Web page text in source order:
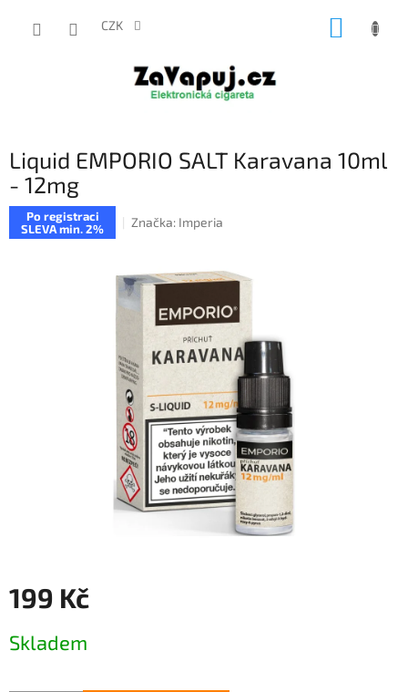
CZK
Liquid EMPORIO SALT Karavana 10ml
- 12mg
Po registraci
SLEVA min. 2%
Značka: Imperia
199 Kč
cena:
Skladem